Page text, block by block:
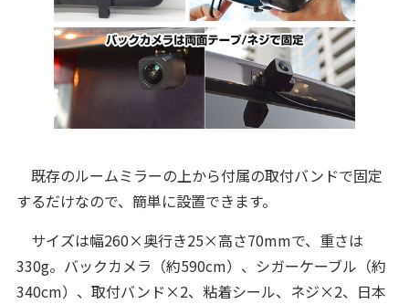
既存のルームミラーの上から付属の取付バンドで固定
するだけなので、簡単に設置できます。
サイズは幅260×奥行き25×高さ70mmで、重さは
330g。バックカメラ（約590cm）、シガーケーブル（約
340cm）、取付バンド×2、粘着シール、ネジ×2、日本